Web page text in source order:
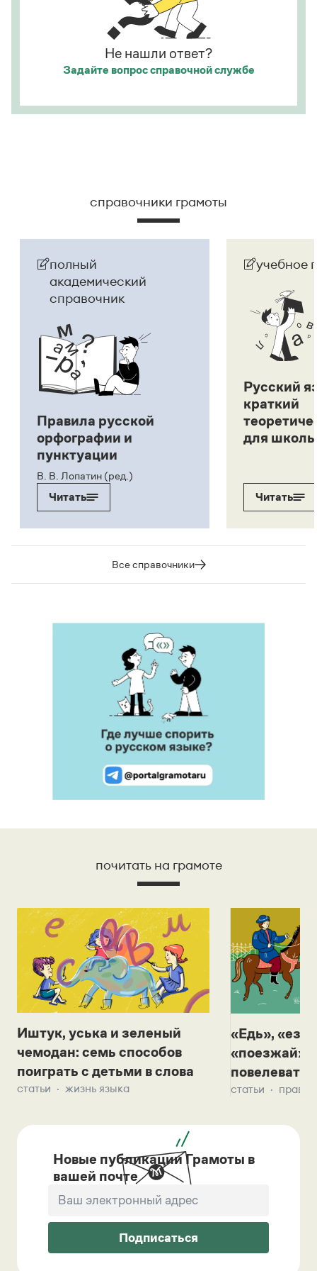
Не нашли ответ?
Задайте вопроссправочной службе
справочники грамоты
полный
академический
справочник
Правила русской
орфографии и
пунктуации
В. В. Лопатин (ред.)
Читать
учебное
Русский
краткий
для
Читать
Все справочники
почитать на грамоте
Иштук, уська и зеленый
чемодан: семь способов
поиграть с детьми в слова
статьи жизнь языка
«Едь»,
«поезжай»?
повелевать
статьи
Новые публикации Грамоты в
вашей почте
Подписаться